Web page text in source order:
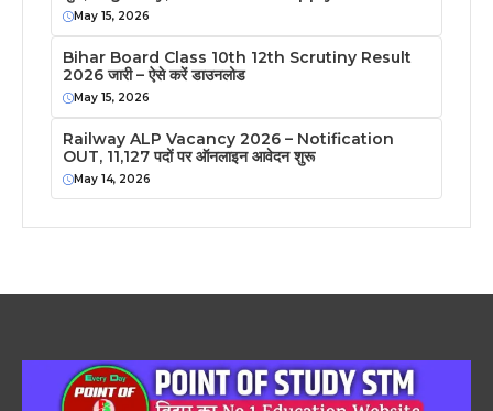
May 15, 2026
Bihar Board Class 10th 12th Scrutiny Result
2026 जारी – ऐसे करें डाउनलोड
May 15, 2026
Railway ALP Vacancy 2026 – Notification
OUT, 11,127 पदों पर ऑनलाइन आवेदन शुरू
May 14, 2026